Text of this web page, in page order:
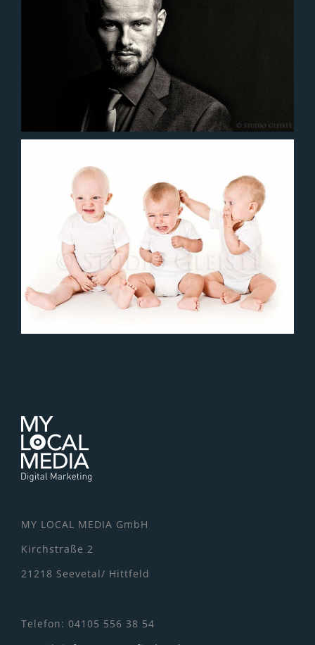
MY LOCAL MEDIA GmbH
Kirchstraße 2
21218 Seevetal/ Hittfeld
Telefon: 04105 556 38 54